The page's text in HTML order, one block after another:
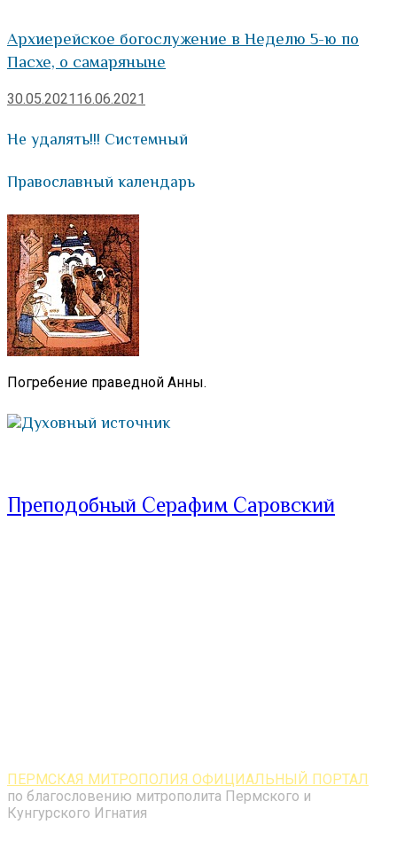
Архиерейское богослужение в Неделю 5-ю по
Пасхе, о самаряныне
30.05.2021 16.06.2021
Не удалять!!! Системный
Православный календарь
Погребение праведной Анны.
Духовный источник
Преподобный Серафим Саровский
ПЕРМСКАЯ МИТРОПОЛИЯ ОФИЦИАЛЬНЫЙ ПОРТАЛ
по благословению митрополита Пермского и
Кунгурского Игнатия